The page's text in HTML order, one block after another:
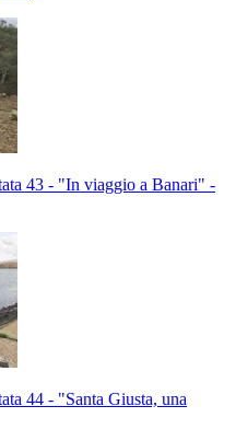
43 - "In viaggio a Banari" -
44 - "Santa Giusta, una